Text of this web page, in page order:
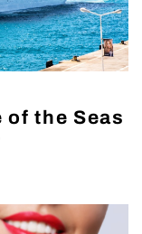
the Seas